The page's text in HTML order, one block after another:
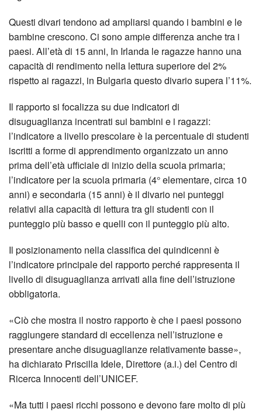
Questi divari tendono ad ampliarsi quando i bambini e le
bambine crescono. Ci sono ampie differenza anche tra i
paesi. All’età di 15 anni, In Irlanda le ragazze hanno una
capacità di rendimento nella lettura superiore del 2%
rispetto ai ragazzi, in Bulgaria questo divario supera l’11%.
Il rapporto si focalizza su due indicatori di
disuguaglianza incentrati sui bambini e i ragazzi:
l’indicatore a livello prescolare è la percentuale di studenti
iscritti a forme di apprendimento organizzato un anno
prima dell’età ufficiale di inizio della scuola primaria;
l’indicatore per la scuola primaria (4° elementare, circa 10
anni) e secondaria (15 anni) è il divario nei punteggi
relativi alla capacità di lettura tra gli studenti con il
punteggio più basso e quelli con il punteggio più alto.
Il posizionamento nella classifica dei quindicenni è
l’indicatore principale del rapporto perché rappresenta il
livello di disuguaglianza arrivati alla fine dell’istruzione
obbligatoria.
«Ciò che mostra il nostro rapporto è che i paesi possono
raggiungere standard di eccellenza nell’istruzione e
presentare anche disuguaglianze relativamente basse»,
ha dichiarato Priscilla Idele, Direttore (a.i.) del Centro di
Ricerca Innocenti dell’UNICEF.
«Ma tutti i paesi ricchi possono e devono fare molto di più